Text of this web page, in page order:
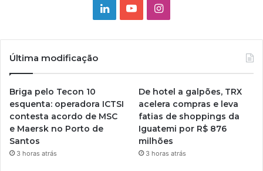
LinkedinYouTubeInstagram
Última modificação
Briga pelo Tecon 10
esquenta: operadora ICTSI
contesta acordo de MSC
e Maersk no Porto de
Santos
3 horas atrás
De hotel a galpões, TRX
acelera compras e leva
fatias de shoppings da
Iguatemi por R$ 876
milhões
3 horas atrás